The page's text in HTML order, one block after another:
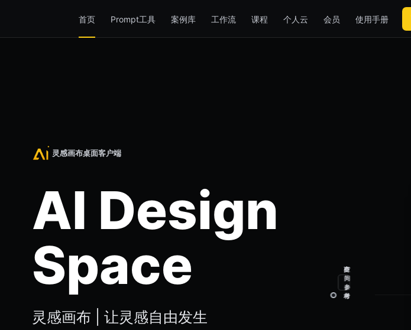
首页 Prompt工具 案例库 工作流 课程 个人云 会员 使用手册
灵感画布桌面客户端
AI Design
Space
灵感画布 | 让灵感自由发生
空
间
参
考
商
品
素
材
姿
势
参
考